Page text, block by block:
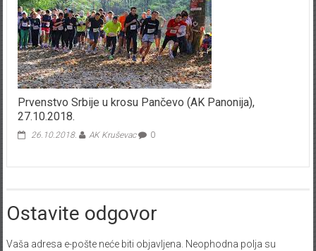
Prvenstvo Srbije u krosu Pančevo (AK Panonija),
27.10.2018.
26.10.2018. AK Kruševac 0
Ostavite odgovor
Vaša adresa e-pošte neće biti objavljena. Neophodna polja su